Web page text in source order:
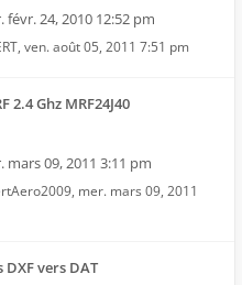
févr. 24, 2010 12:52 pm
, ven. août 05, 2011 7:51 pm
2.4 Ghz MRF24J40
mars 09, 2011 3:11 pm
, mer. mars 09, 2011
vers DAT